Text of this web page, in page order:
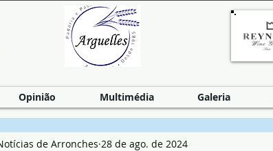
Opinião Multimédia Galeria
de Arronches 28 de ago. de 2024